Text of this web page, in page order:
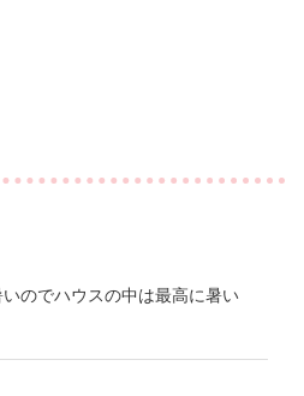
のでハウスの中は最高に暑い